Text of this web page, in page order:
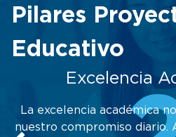
Pilares
Educativo
Excelencia
La excelencia académica
nuestro compromiso diario.